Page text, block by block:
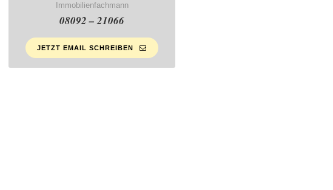
Immobilienfachmann
08092 – 21066
JETZT EMAIL SCHREIBEN